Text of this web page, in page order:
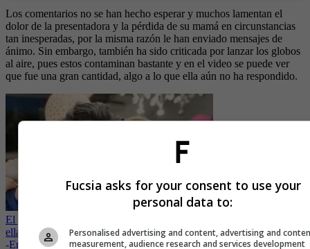
Los comentarios no se han hecho esperar y muchos lamentan el
dolor de la presentadora y la pérdida de su mamá en circunstancias
tan inesperadas, por la misma razón le han enviado mensajes de
ánimo. Sin embargo, también ha sido criticada por lanzar los globos
al aire, pues estos contaminan bastante y en el video se puede ver
que fue una gran cantidad, algo a lo que ella aún no ha respondido.
El grave accidente que sufrió el esposo de Ana Karina Soto mientras
ella sufría por salud de su mamá
-En cirugía terminaron las vacaciones de Ana Karina Soto
Fucsia asks for your consent to use your
personal data to:
Personalised advertising and content, advertising and
measurement, audience research and services development